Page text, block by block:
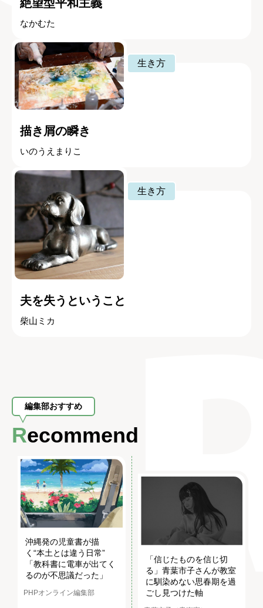
絶望型平和主義
なかむた
生き方
描き屑の瞬き
いのうえまりこ
生き方
夫を失うということ
柴山ミカ
編集部おすすめ
Recommend
沖縄発の児童書が描
く“本土とは違う日常”
「教科書に電車が出てく
るのが不思議だった」
PHPオンライン編集部
「信じたものを信じ切
る」青葉市子さんが教室
に馴染めない思春期を過
ごし見つけた軸